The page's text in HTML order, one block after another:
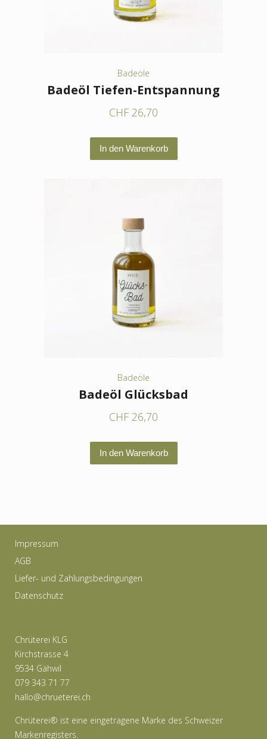
Badeöle
Badeöl Tiefen-Entspannung
CHF 26,70
In den Warenkorb
Badeöle
Badeöl Glücksbad
CHF 26,70
In den Warenkorb
Impressum
AGB
Liefer- und Zahlungsbedingungen
Datenschutz
Chrüterei KLG
Kirchstrasse 4
9534 Gähwil
079 343 71 77
hallo@chrueterei.ch
Chrüterei® ist eine eingetragene Marke des Schweizer
Markenregisters.